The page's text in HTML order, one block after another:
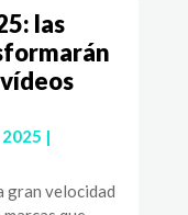
las
2025 |
gran velocidad